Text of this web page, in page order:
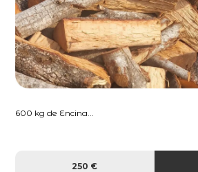
600 kg de Encina...
250 €